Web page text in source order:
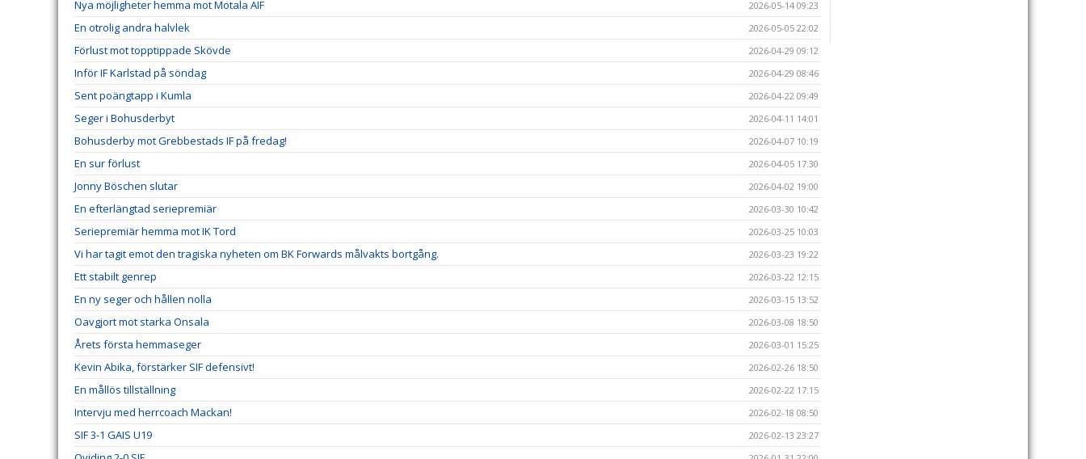
Nya möjligheter hemma mot Motala AIF 2026-05-14 09:23
En otrolig andra halvlek 2026-05-05 22:02
Förlust mot topptippade Skövde 2026-04-29 09:12
Inför IF Karlstad på söndag 2026-04-29 08:46
Sent poängtapp i Kumla 2026-04-22 09:49
Seger i Bohusderbyt 2026-04-11 14:01
Bohusderby mot Grebbestads IF på fredag! 2026-04-07 10:19
En sur förlust 2026-04-05 17:30
Jonny Böschen slutar 2026-04-02 19:00
En efterlängtad seriepremiär 2026-03-30 10:42
Seriepremiär hemma mot IK Tord 2026-03-25 10:03
Vi har tagit emot den tragiska nyheten om BK Forwards målvakts bortgång. 2026-03-23 19:22
Ett stabilt genrep 2026-03-22 12:15
En ny seger och hållen nolla 2026-03-15 13:52
Oavgjort mot starka Onsala 2026-03-08 18:50
Årets första hemmaseger 2026-03-01 15:25
Kevin Abika, förstärker SIF defensivt! 2026-02-26 18:50
En mållös tillställning 2026-02-22 17:15
Intervju med herrcoach Mackan! 2026-02-18 08:50
SIF 3-1 GAIS U19 2026-02-13 23:27